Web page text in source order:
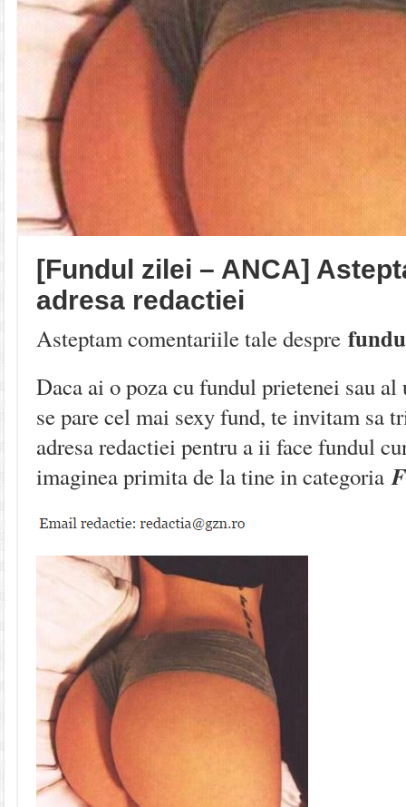
[Fundul zilei – ANCA]
adresa redactiei
Asteptam comentariile tale despre
Daca ai o poza cu fundul prietenei sau
se pare cel mai sexy fund, te invitam sa
adresa redactiei pentru a ii face fundul
imaginea primita de la tine in categoria